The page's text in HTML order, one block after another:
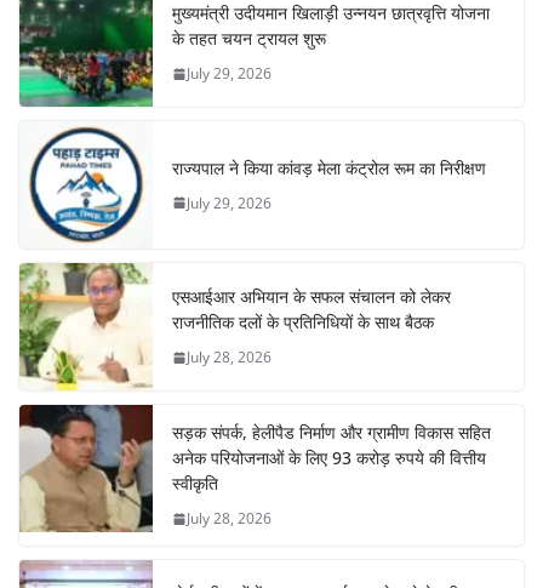
मुख्यमंत्री उदीयमान खिलाड़ी उन्नयन छात्रवृत्ति योजना
के तहत चयन ट्रायल शुरू
July 29, 2026
राज्यपाल ने किया कांवड़ मेला कंट्रोल रूम का निरीक्षण
July 29, 2026
एसआईआर अभियान के सफल संचालन को लेकर
राजनीतिक दलों के प्रतिनिधियों के साथ बैठक
July 28, 2026
सड़क संपर्क, हेलीपैड निर्माण और ग्रामीण विकास सहित
अनेक परियोजनाओं के लिए 93 करोड़ रुपये की वित्तीय
स्वीकृति
July 28, 2026